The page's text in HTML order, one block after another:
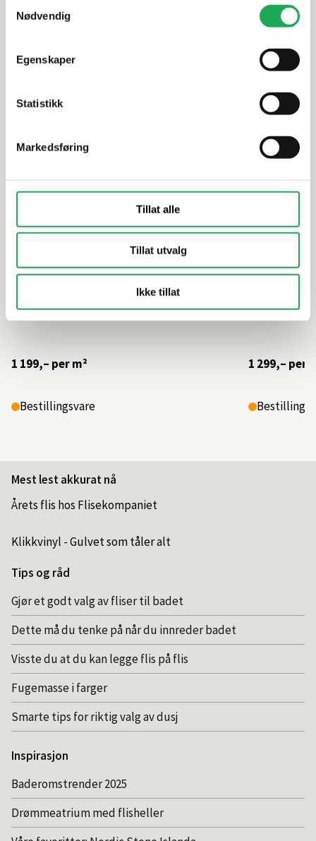
Nødvendig
Egenskaper
Statistikk
Markedsføring
Tillat alle
Tillat utvalg
Ikke tillat
Alternative produkter
CESI
1 199,– per m²
Bestillingsvare
CESI
1 299,– per
Mest lest akkurat nå
Årets flis hos Flisekompaniet
Klikkvinyl - Gulvet som tåler alt
Tips og råd
Gjør et godt valg av fliser til badet
Dette må du tenke på når du innreder badet
Visste du at du kan legge flis på flis
Fugemasse i farger
Smarte tips for riktig valg av dusj
Inspirasjon
Baderomstrender 2025
Drømmeatrium med flisheller